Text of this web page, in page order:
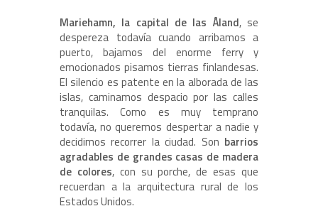
Mariehamn, la capital de las Åland, se
despereza todavía cuando arribamos a
puerto, bajamos del enorme ferry y
emocionados pisamos tierras finlandesas.
El silencio es patente en la alborada de las
islas, caminamos despacio por las calles
tranquilas. Como es muy temprano
todavía, no queremos despertar a nadie y
decidimos recorrer la ciudad. Son barrios
agradables de grandes casas de madera
de colores, con su porche, de esas que
recuerdan a la arquitectura rural de los
Estados Unidos.